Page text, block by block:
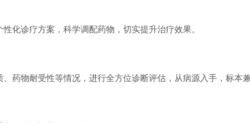
诊疗方案，科学调配药物，切实提升治疗效果。
物耐受性等情况，进行全方位诊断评估，从病源入手，标本